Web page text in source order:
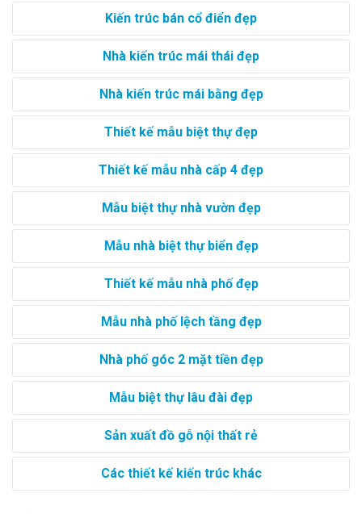
Kiến trúc bán cổ điển đẹp
Nhà kiến trúc mái thái đẹp
Nhà kiến trúc mái bằng đẹp
Thiết kế mẫu biệt thự đẹp
Thiết kế mẫu nhà cấp 4 đẹp
Mẫu biệt thự nhà vườn đẹp
Mẫu nhà biệt thự biển đẹp
Thiết kế mẫu nhà phố đẹp
Mẫu nhà phố lệch tầng đẹp
Nhà phố góc 2 mặt tiền đẹp
Mẫu biệt thự lâu đài đẹp
Sản xuất đồ gỗ nội thất rẻ
Các thiết kế kiến trúc khác